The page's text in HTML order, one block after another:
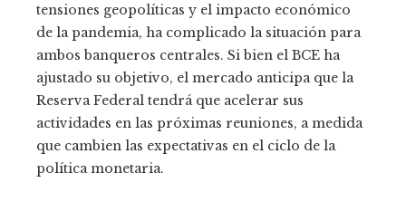
tensiones geopolíticas y el impacto económico
de la pandemia, ha complicado la situación para
ambos banqueros centrales. Si bien el BCE ha
ajustado su objetivo, el mercado anticipa que la
Reserva Federal tendrá que acelerar sus
actividades en las próximas reuniones, a medida
que cambien las expectativas en el ciclo de la
política monetaria.